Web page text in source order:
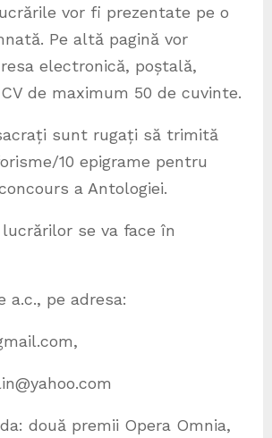
vor fi prezentate pe o
Pe altă pagină vor
electronică, poștală,
de maximum 50 de cuvinte.
sunt rugați să trimită
10 epigrame pentru
a Antologiei.
se va face în
a.c., pe adresa:
două premii Opera Omnia,